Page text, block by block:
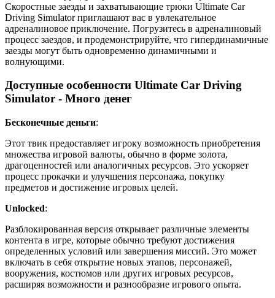
Скоростные заезды и захватывающие трюки Ultimate Car
Driving Simulator приглашают вас в увлекательное
адреналиновое приключение. Погрузитесь в адреналиновый
процесс заездов, и продемонстрируйте, что гипердинамичные
заезды могут быть одновременно динамичными и
волнующими.
Доступные особенности Ultimate Car Driving
Simulator - Много денег
Бесконечные деньги:
Этот твик предоставляет игроку возможность приобретения
множества игровой валюты, обычно в форме золота,
драгоценностей или аналогичных ресурсов. Это ускоряет
процесс прокачки и улучшения персонажа, покупку
предметов и достижение игровых целей.
Unlocked:
Разблокированная версия открывает различные элементы
контента в игре, которые обычно требуют достижения
определенных условий или завершения миссий. Это может
включать в себя открытие новых этапов, персонажей,
вооружения, костюмов или других игровых ресурсов,
расширяя возможности и разнообразие игрового опыта.